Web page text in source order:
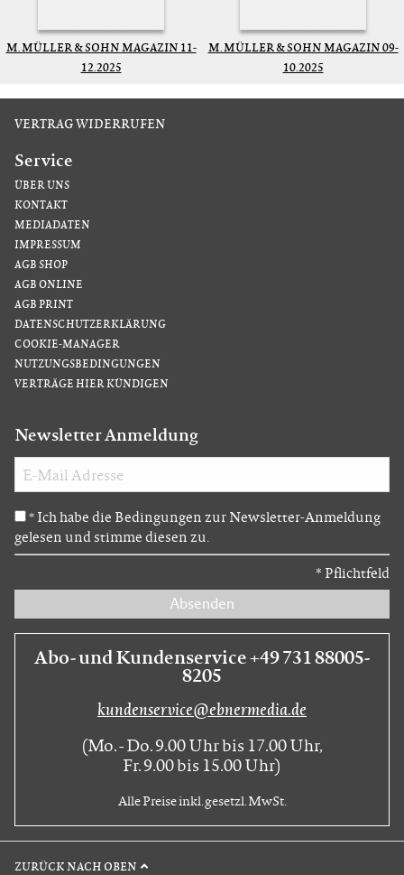
M. MÜLLER & SOHN MAGAZIN 11-
12.2025
M. MÜLLER & SOHN MAGAZIN 09-
10.2025
VERTRAG WIDERRUFEN
Service
ÜBER UNS
KONTAKT
MEDIADATEN
IMPRESSUM
AGB SHOP
AGB ONLINE
AGB PRINT
DATENSCHUTZERKLÄRUNG
COOKIE-MANAGER
NUTZUNGSBEDINGUNGEN
VERTRÄGE HIER KÜNDIGEN
Newsletter Anmeldung
* Ich habe die Bedingungen zur Newsletter-Anmeldung
gelesen und stimme diesen zu.
* Pflichtfeld
Absenden
Abo- und Kundenservice +49 731 88005-
8205
kundenservice@ebnermedia.de
(Mo. - Do. 9.00 Uhr bis 17.00 Uhr,
Fr. 9.00 bis 15.00 Uhr)
Alle Preise inkl. gesetzl. MwSt.
ZURÜCK NACH OBEN